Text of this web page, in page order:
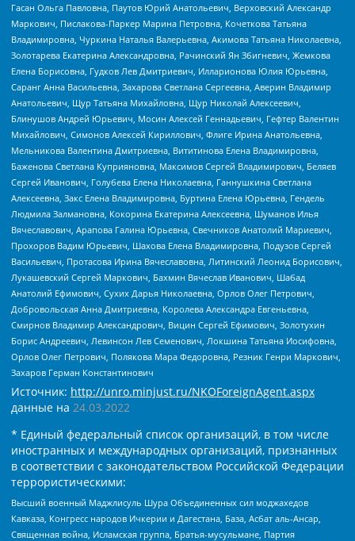
Гасан Ольга Павловна, Паутов Юрий Анатольевич, Верховский Александр
Маркович, Пислакова-Паркер Марина Петровна, Кочеткова Татьяна
Владимировна, Чуркина Наталья Валерьевна, Акимова Татьяна Николаевна,
Золотарева Екатерина Александровна, Рачинский Ян Збигневич, Жемкова
Елена Борисовна, Гудков Лев Дмитриевич, Илларионова Юлия Юрьевна,
Саранг Анна Васильевна, Захарова Светлана Сергеевна, Аверин Владимир
Анатольевич, Щур Татьяна Михайловна, Щур Николай Алексеевич,
Блинушов Андрей Юрьевич, Мосин Алексей Геннадьевич, Гефтер Валентин
Михайлович, Симонов Алексей Кириллович, Флиге Ирина Анатольевна,
Мельникова Валентина Дмитриевна, Вититинова Елена Владимировна,
Баженова Светлана Куприяновна, Максимов Сергей Владимирович, Беляев
Сергей Иванович, Голубева Елена Николаевна, Ганнушкина Светлана
Алексеевна, Закс Елена Владимировна, Буртина Елена Юрьевна, Гендель
Людмила Залмановна, Кокорина Екатерина Алексеевна, Шуманов Илья
Вячеславович, Арапова Галина Юрьевна, Свечников Анатолий Мариевич,
Прохоров Вадим Юрьевич, Шахова Елена Владимировна, Подузов Сергей
Васильевич, Протасова Ирина Вячеславовна, Литинский Леонид Борисович,
Лукашевский Сергей Маркович, Бахмин Вячеслав Иванович, Шабад
Анатолий Ефимович, Сухих Дарья Николаевна, Орлов Олег Петрович,
Добровольская Анна Дмитриевна, Королева Александра Евгеньевна,
Смирнов Владимир Александрович, Вицин Сергей Ефимович, Золотухин
Борис Андреевич, Левинсон Лев Семенович, Локшина Татьяна Иосифовна,
Орлов Олег Петрович, Полякова Мара Федоровна, Резник Генри Маркович,
Захаров Герман Константинович
Источник: http://unro.minjust.ru/NKOForeignAgent.aspx
данные на 24.03.2022
* Единый федеральный список организаций, в том числе
иностранных и международных организаций, признанных
в соответствии с законодательством Российской Федерации
террористическими:
Высший военный Маджлисуль Шура Объединенных сил моджахедов
Кавказа, Конгресс народов Ичкерии и Дагестана, База, Асбат аль-Ансар,
Священная война, Исламская группа, Братья-мусульмане, Партия